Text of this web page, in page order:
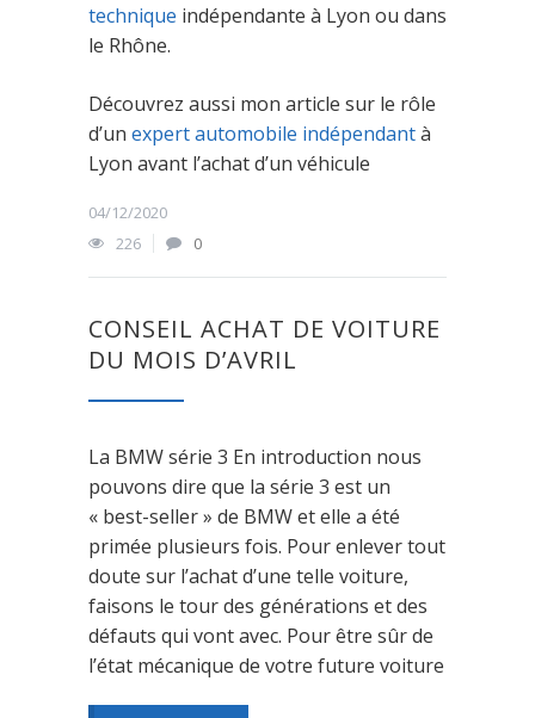
technique indépendante à Lyon ou dans
le Rhône.
Découvrez aussi mon article sur le rôle
d’un expert automobile indépendantà
Lyon avant l’achat d’un véhicule
04/12/2020
226
0
CONSEIL ACHAT DE VOITURE
DU MOIS D’AVRIL
La BMW série 3 En introduction nous
pouvons dire que la série 3 est un
« best-seller » de BMW et elle a été
primée plusieurs fois. Pour enlever tout
doute sur l’achat d’une telle voiture,
faisons le tour des générations et des
défauts qui vont avec. Pour être sûr de
l’état mécanique de votre future voiture